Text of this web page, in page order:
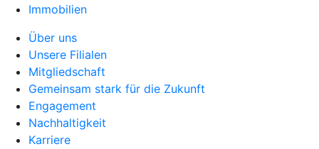
Immobilien
Über uns
Unsere Filialen
Mitgliedschaft
Gemeinsam stark für die Zukunft
Engagement
Nachhaltigkeit
Karriere